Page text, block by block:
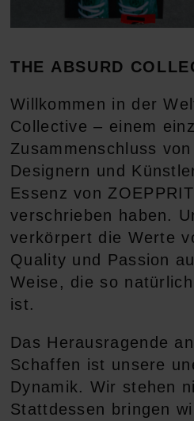
ACCESSOIRES
TISCHWÄSCHE
SALE
KISSENBEZUG
BETTLAKEN
BETTWAREN
ACCESSOIRES
SALE
HANDTÜCHER
ACCESSOIRES
SALE
ANZIEHEN
TOPS
CAPES & MÄNTEL
HOSEN
ACCESSOIRES
SALE
SOFT-FLEECE
DECKEN
KISSEN
ACCESSOIRES
TOPS
HOSEN
THE ABSURD
Willkommen in der
Collective – einem
Zusammenschluss
Designern und
Essenz von
verschrieben haben.
verkörpert die Werte
Quality und Passion
Weise, die so
ist.
Das Herausragende
Schaffen ist unsere
Dynamik. Wir stehen
Stattdessen bringen